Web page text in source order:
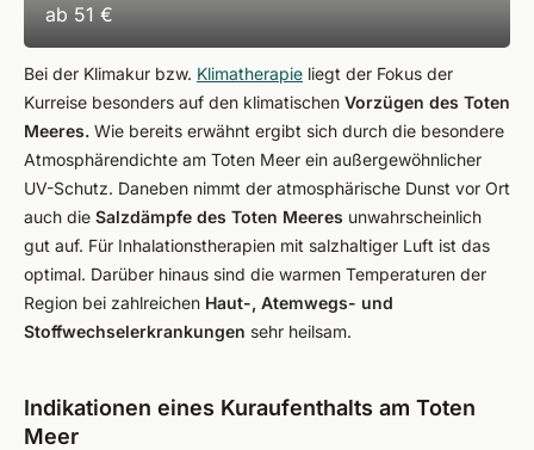
ab 51 €
Bei der Klimakur bzw. Klimatherapie liegt der Fokus der
Kurreise besonders auf den klimatischen Vorzügen des Toten
Meeres. Wie bereits erwähnt ergibt sich durch die besondere
Atmosphärendichte am Toten Meer ein außergewöhnlicher
UV-Schutz. Daneben nimmt der atmosphärische Dunst vor Ort
auch die Salzdämpfe des Toten Meeres unwahrscheinlich
gut auf. Für Inhalationstherapien mit salzhaltiger Luft ist das
optimal. Darüber hinaus sind die warmen Temperaturen der
Region bei zahlreichen Haut-, Atemwegs- und
Stoffwechselerkrankungen sehr heilsam.
Indikationen eines Kuraufenthalts am Toten
Meer